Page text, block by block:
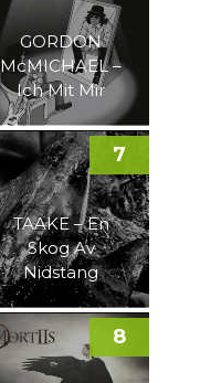
GORDON
McMICHAEL –
Ich Mit Mir
TAAKE – En
Skog Av
Nidstang
7
8